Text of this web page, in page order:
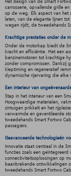
Het design van de Smart
carrosserie, opvallende grille
op de weg. Elk aspect van het
laten, van de elegante lijnen
wegen rijdt, de tweedehands
Krachtige prestaties onder de
Onder de motorkap biedt de
kracht en efficiëntie. Met een
benzinemotoren tot krachtige
zonder compromissen. Dankzij
kleptiming en regeneratief
dynamische rijervaring die elke
Een interieur van
Stap in het interieur van een
Hoogwaardige materialen,
zintuigen prikkelt en het
verwarmde en geventileerde
tweedehands Smart Fortwo
passagiers.
Geavanceerde technologieën
Innovatie staat centraal in de
functies zoals een geïntegreerd
connectiviteitsoplossingen op
baanbrekende ontwikkelingen
tweedehands Smart Fortwo